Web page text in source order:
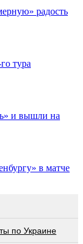
радость
тура
и вышли на
в матче
по Украине